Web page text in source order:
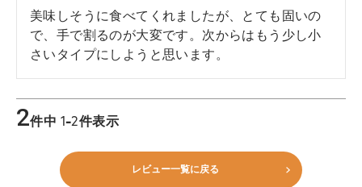
美味しそうに食べてくれましたが、とても固いの
で、手で割るのが大変です。次からはもう少し小
さいタイプにしようと思います。
2件中 1-2件表示
レビュー一覧に戻る